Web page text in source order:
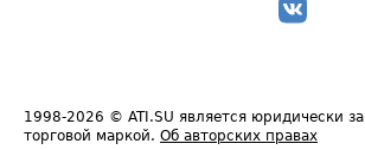
1998-2026 © ATI.SU является юридически
торговой маркой. Об авторских правах